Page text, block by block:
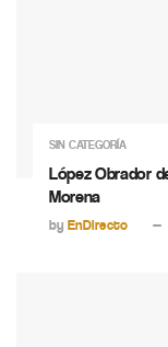
SIN CATEGORÍA
López Obrador
Morena
by EnDirecto